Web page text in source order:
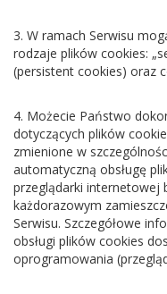
3. W ramach Serwisu
rodzaje plików cookies:
(persistent cookies) oraz
4. Możecie Państwo
dotyczących plików
zmienione w
automatyczną obsługę
przeglądarki internetowej
każdorazowym
Serwisu. Szczegółowe
obsługi plików cookies
oprogramowania